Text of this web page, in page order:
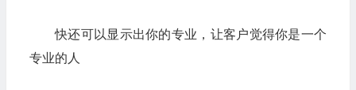
快还可以显示出你的专业，让客户觉得你是一个
专业的人